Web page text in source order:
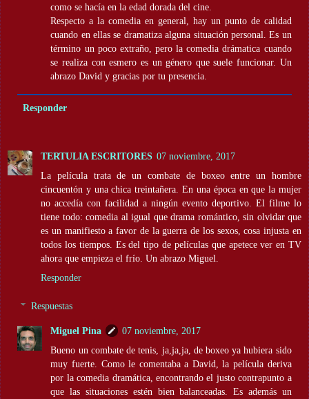
como se hacía en la edad dorada del cine.
Respecto a la comedia en general, hay un punto de calidad
cuando en ellas se dramatiza alguna situación personal. Es un
término un poco extraño, pero la comedia drámatica cuando
se realiza con esmero es un género que suele funcionar. Un
abrazo David y gracias por tu presencia.
Responder
TERTULIA ESCRITORES 07 noviembre, 2017
La película trata de un combate de boxeo entre un hombre
cincuentón y una chica treintañera. En una época en que la mujer
no accedía con facilidad a ningún evento deportivo. El filme lo
tiene todo: comedia al igual que drama romántico, sin olvidar que
es un manifiesto a favor de la guerra de los sexos, cosa injusta en
todos los tiempos. Es del tipo de películas que apetece ver en TV
ahora que empieza el frío. Un abrazo Miguel.
Responder
Respuestas
Miguel Pina
07 noviembre, 2017
Bueno un combate de tenis, ja,ja,ja, de boxeo ya hubiera sido
muy fuerte. Como le comentaba a David, la película deriva
por la comedia dramática, encontrando el justo contrapunto a
que las situaciones estén bien balanceadas. Es además un